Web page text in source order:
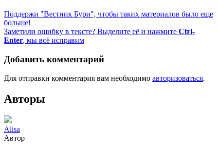
Поддержи "Вестник Бури", чтобы таких материалов было еще
больше!
Заметили ошибку в тексте? Выделите её и нажмите Ctrl-
Enter, мы всё исправим
Добавить комментарий
Для отправки комментария вам необходимо авторизоваться.
Авторы
Alisa
Автор